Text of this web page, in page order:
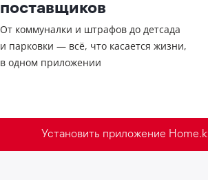
поставщиков
От коммуналки и штрафов до детсада
и парковки — всё, что касается жизни,
в одном приложении
Установить приложение